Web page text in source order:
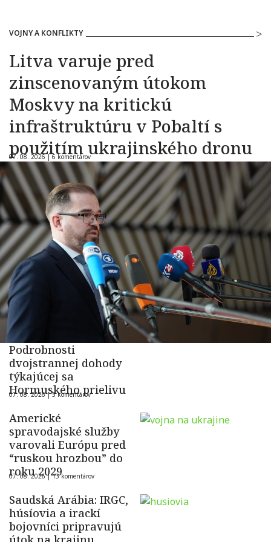
VOJNY A KONFLIKTY
Litva varuje pred
zinscenovaným útokom
Moskvy na kritickú
infraštruktúru v Pobaltí s
použitím ukrajinského dronu
07. 08. 2026 |6 komentárov
Podrobnosti
dvojstrannej dohody
týkajúcej sa
Hormuského prielivu
07. 08. 2026 |5 komentárov
Americké
spravodajské služby
varovali Európu pred
“ruskou hrozbou” do
roku 2029
07. 08. 2026 |13 komentárov
Saudská Arábia: IRGC,
húsíovia a irackí
bojovníci pripravujú